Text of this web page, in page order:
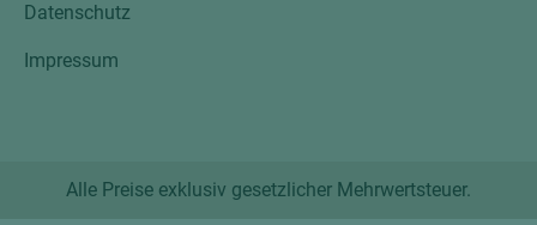
Datenschutz
Impressum
Alle Preise exklusiv gesetzlicher Mehrwertsteuer.